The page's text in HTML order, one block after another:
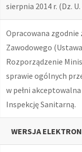
sierpnia 2014 r. (Dz.
Opracowana zgodnie
Zawodowego
Rozporządzenie
sprawie ogólnych
w pełni
Inspekcję Sanitarną.
WERSJA